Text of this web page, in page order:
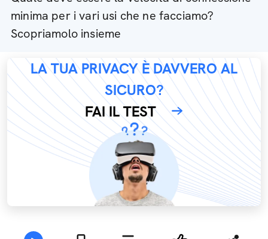
minima per i vari usi che ne facciamo?
Scopriamolo insieme
LA TUA PRIVACY È DAVVERO AL
SICURO?
FAI IL TEST